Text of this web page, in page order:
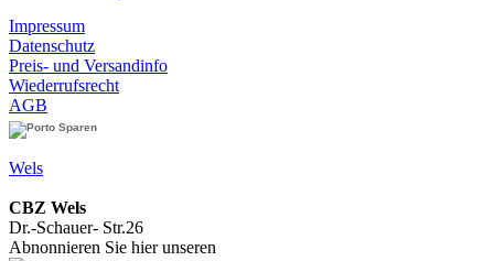
Impressum
Datenschutz
Preis- und Versandinfo
Wiederrufsrecht
AGB
Wels
CBZ Wels
Dr.-Schauer- Str.26
Abnonnieren Sie hier unseren